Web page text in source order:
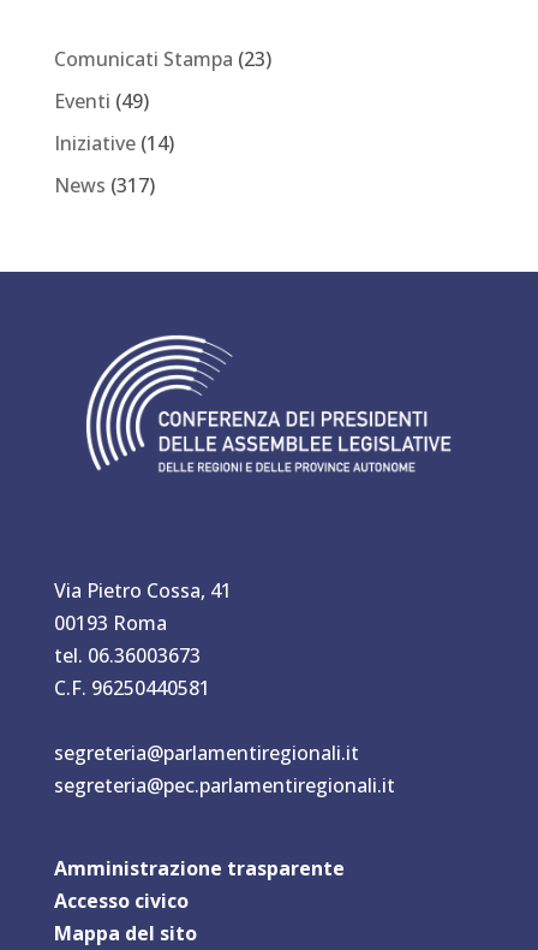
Comunicati Stampa (23)
Eventi (49)
Iniziative(14)
News (317)
Via Pietro Cossa, 41
00193 Roma
tel. 06.36003673
C.F. 96250440581
segreteria@parlamentiregionali.it
segreteria@pec.parlamentiregionali.it
Amministrazione trasparente
Accesso civico
Mappa del sito